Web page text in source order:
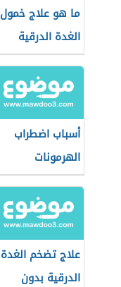
ما هو علاج خمول
الغدة الدرقية
أسباب اضطراب
الهرمونات
علاج تضخم الغدة
الدرقية بدون